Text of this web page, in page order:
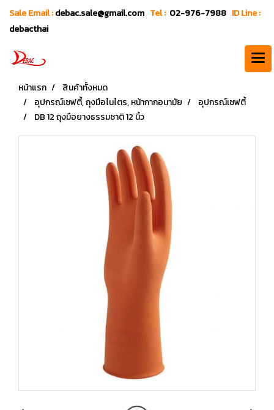
Sale Email :debac.sale@gmail.com Tel : 02-976-7988 ID Line :
debacthai
หน้าแรก
สินค้าทั้งหมด
อุปกรณ์เซฟตี้, ถุงมือไนไตร, หน้ากากอนามัย
อุปกรณ์เซฟตี้
DB 12 ถุงมือยางธรรมชาติ 12 นิ้ว